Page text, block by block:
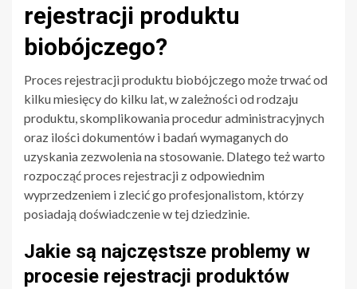
rejestracji produktu
biobójczego?
Proces rejestracji produktu biobójczego może trwać od
kilku miesięcy do kilku lat, w zależności od rodzaju
produktu, skomplikowania procedur administracyjnych
oraz ilości dokumentów i badań wymaganych do
uzyskania zezwolenia na stosowanie. Dlatego też warto
rozpocząć proces rejestracji z odpowiednim
wyprzedzeniem i zlecić go profesjonalistom, którzy
posiadają doświadczenie w tej dziedzinie.
Jakie są najczęstsze problemy w
procesie rejestracji produktów